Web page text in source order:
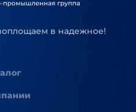
в надежное!